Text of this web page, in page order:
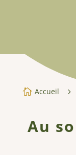
 Accueil 5
Au